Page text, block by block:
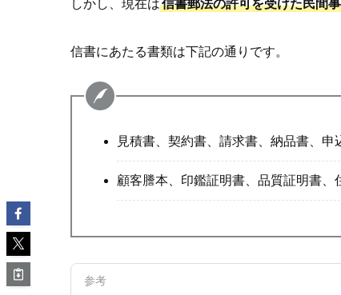
しかし、現在は信書郵法の許可を受けた民間
信書にあたる書類は下記の通りです。
見積書、契約書、請求書、納品書、申
顧客謄本、印鑑証明書、品質証明書
参考